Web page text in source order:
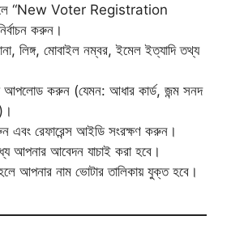
“New Voter Registration
করুন।
লিঙ্গ, মোবাইল নম্বর, ইমেল ইত্যাদি তথ্য
আপলোড করুন (যেমন: আধার কার্ড, জন্ম সনদ
এবং রেফারেন্স আইডি সংরক্ষণ করুন।
আপনার আবেদন যাচাই করা হবে।
আপনার নাম ভোটার তালিকায় যুক্ত হবে।